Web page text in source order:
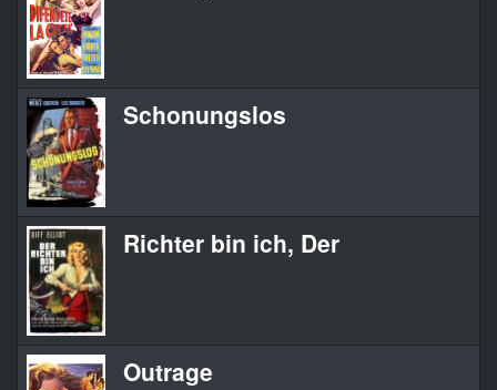
Schonungslos
Richter bin ich, Der
Outrage